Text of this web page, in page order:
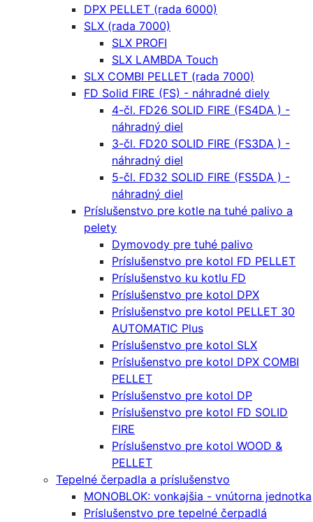
DPX PELLET (rada 6000)
SLX (rada 7000)
SLX PROFI
SLX LAMBDA Touch
SLX COMBI PELLET (rada 7000)
FD Solid FIRE (FS) - náhradné diely
4-čl. FD26 SOLID FIRE (FS4DA ) -
náhradný diel
3-čl. FD20 SOLID FIRE (FS3DA ) -
náhradný diel
5-čl. FD32 SOLID FIRE (FS5DA ) -
náhradný diel
Príslušenstvo pre kotle na tuhé palivo a
pelety
Dymovody pre tuhé palivo
Príslušenstvo pre kotol FD PELLET
Príslušenstvo ku kotlu FD
Príslušenstvo pre kotol DPX
Príslušenstvo pre kotol PELLET 30
AUTOMATIC Plus
Príslušenstvo pre kotol SLX
Príslušenstvo pre kotol DPX COMBI
PELLET
Príslušenstvo pre kotol DP
Príslušenstvo pre kotol FD SOLID
FIRE
Príslušenstvo pre kotol WOOD &
PELLET
Tepelné čerpadla a príslušenstvo
MONOBLOK: vonkajšia - vnútorna jednotka
Príslušenstvo pre tepelné čerpadlá